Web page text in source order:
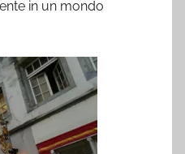
in un mondo